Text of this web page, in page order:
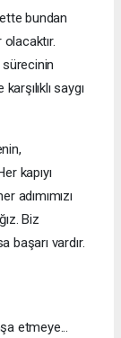
bundan
olacaktır.
saygı
kapıyı
adımımızı
Biz
başarı vardır.
etmeye...